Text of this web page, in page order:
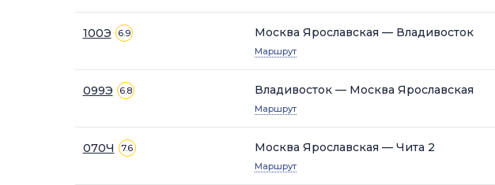
100Э 6.9 Москва Ярославская — Владивосток
Маршрут
099Э 6.8 Владивосток — Москва Ярославская
Маршрут
070Ч 7.6 Москва Ярославская — Чита 2
Маршрут